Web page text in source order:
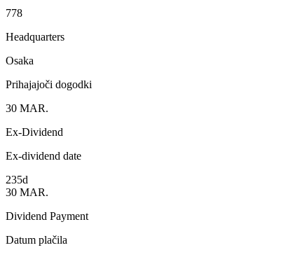
778
Headquarters
Osaka
Prihajajoči dogodki
30 MAR.
Ex-Dividend
Ex-dividend date
235d
30 MAR.
Dividend Payment
Datum plačila